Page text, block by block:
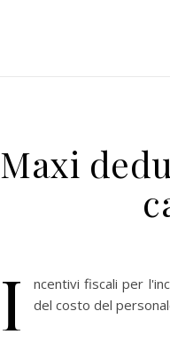
Maxi
I
ncentivi fiscali per
del costo del